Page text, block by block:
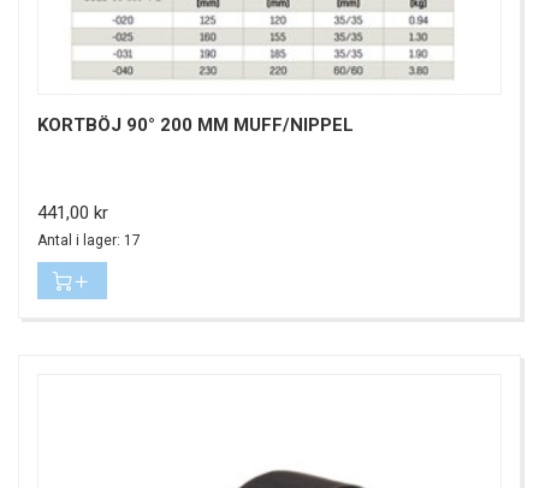
KORTBÖJ 90° 200 MM MUFF/NIPPEL
Pris
441,00 kr
Antal i lager: 17